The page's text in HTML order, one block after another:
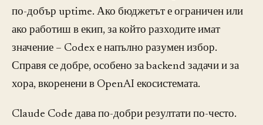
по-добър uptime. Ако бюджетът е ограничен или
ако работиш в екип, за който разходите имат
значение – Codex е напълно разумен избор.
Справя се добре, особено за backend задачи и за
хора, вкоренени в OpenAI екосистемата.
Claude Code дава по-добри резултати по-често.